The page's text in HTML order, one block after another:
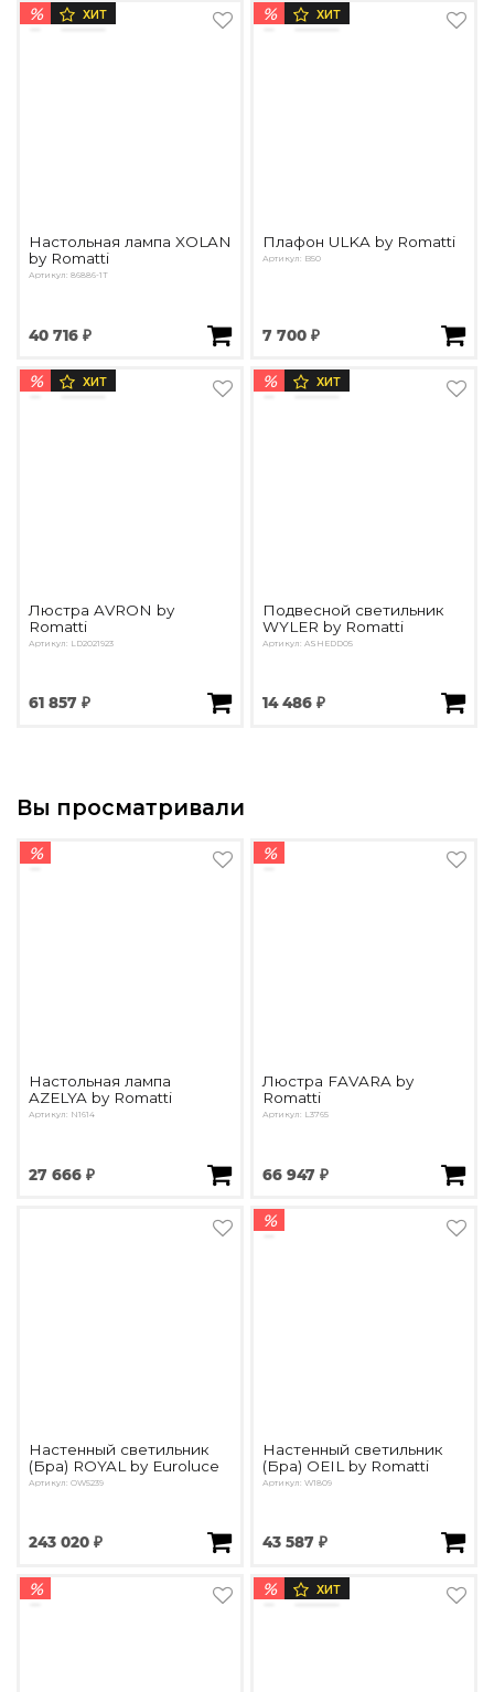
% ХИТ
Настольная лампа XOLAN
by Romatti
Артикул: 86886-1T
40 716 ₽
% ХИТ
Плафон ULKA by Romatti
Артикул: B50
7 700 ₽
% ХИТ
Люстра AVRON by
Romatti
Артикул: LD2021923
61 857 ₽
% ХИТ
Подвесной светильник
WYLER by Romatti
Артикул: ASHEDD05
14 486 ₽
Вы просматривали
%
Настольная лампа
AZELYA by Romatti
Артикул: N1614
27 666 ₽
%
Люстра FAVARA by
Romatti
Артикул: L3765
66 947 ₽
Настенный светильник
(Бра) ROYAL by Euroluce
Артикул: OW5239
243 020 ₽
%
Настенный светильник
(Бра) OEIL by Romatti
Артикул: W1809
43 587 ₽
% % ХИТ